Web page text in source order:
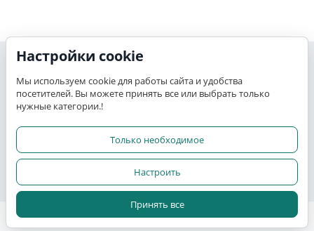
Моя учетная запись
K-TEX
Прочее
Настройки cookie
Мы используем cookie для работы сайта и удобства
посетителей. Вы можете принять все или выбрать только
нужные категории.!
Только необходимое
Настроить
Принять все